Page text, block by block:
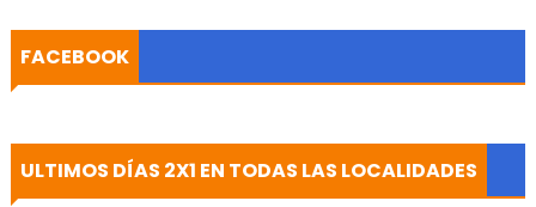
FACEBOOK
ULTIMOS DÍAS 2X1 EN TODAS LAS LOCALIDADES